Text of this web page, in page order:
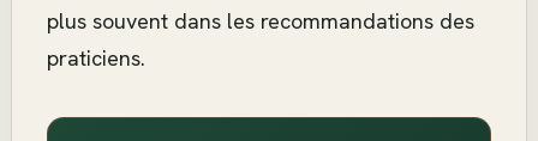
plus souvent dans les recommandations des
praticiens.